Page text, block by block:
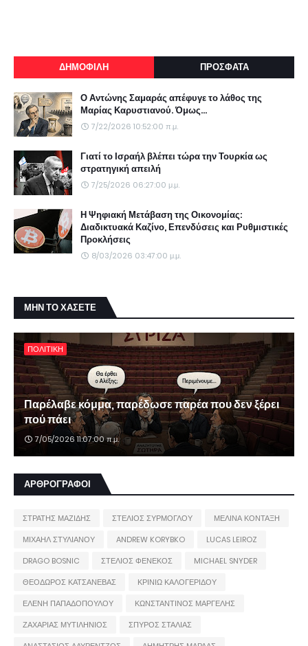
ΔΗΜΟΦΙΛΗ ΠΡΟΣΦΑΤΑ
Ο Αντώνης Σαμαράς απέφυγε το λάθος της
Μαρίας Καρυστιανού. Όμως...
7/22/2026 10:52:00 π.μ.
Γιατί το Ισραήλ βλέπει τώρα την Τουρκία ως
στρατηγική απειλή
7/25/2026 06:27:00 μ.μ.
Η Ψηφιακή Μετάβαση της Οικονομίας:
Διαδικτυακά Καζίνο, Επενδύσεις και Ρυθμιστικές
Προκλήσεις
8/03/2026 03:47:00 μ.μ.
ΜΗΝ ΤΟ ΧΑΣΕΤΕ
ΠΟΛΙΤΙΚΗ
Παρέλαβε κόμμα, παρέδωσε παρέα που δεν ξέρει
πού πάει
7/05/2026 11:07:00 π.μ.
ΑΡΘΡΟΓΡΑΦΟΙ
ΣΤΡΑΤΗΣ ΜΑΖΙΔΗΣ ΣΤΕΛΙΟΣ ΣΥΡΜΟΓΛΟΥ
ΜΕΛΙΝΑ ΚΟΝΤΑΞΗ
ΜΙΧΑΗΛ ΣΤΥΛΙΑΝΟΥ
ANDREW KORYBKO
LUCAS LEIROZ
DRAGO BOSNIC
ΣΤΕΛΙΟΣ ΦΕΝΕΚΟΣ
MICHAEL SNYDER
ΘΕΟΔΩΡΟΣ ΚΑΤΣΑΝΕΒΑΣ
ΚΡΙΝΙΩ ΚΑΛΟΓΕΡΙΔΟΥ
ΕΛΕΝΗ ΠΑΠΑΔΟΠΟΥΛΟΥ
ΚΩΝΣΤΑΝΤΙΝΟΣ ΜΑΡΓΕΛΗΣ
ΖΑΧΑΡΙΑΣ ΜΥΤΙΛΗΝΙΟΣ
ΣΠΥΡΟΣ ΣΤΑΛΙΑΣ